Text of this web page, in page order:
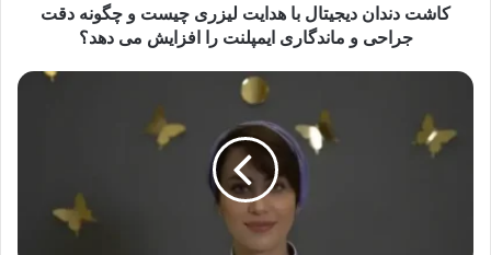
دقت
ماندگاری
افزایش
کاشت دندان دیجیتال با هدایت لیزری چیست و چگونه دقت
جراحی و ماندگاری ایمپلنت را افزایش می دهد؟
لیزر
موتوس؟